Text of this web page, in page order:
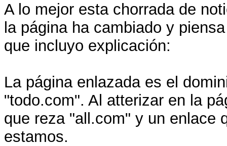
A lo mejor esta chorrada de
la página ha cambiado y
que incluyo explicación:
La página enlazada es el
"todo.com". Al atterizar en la
que reza "all.com" y un enlace
estamos.